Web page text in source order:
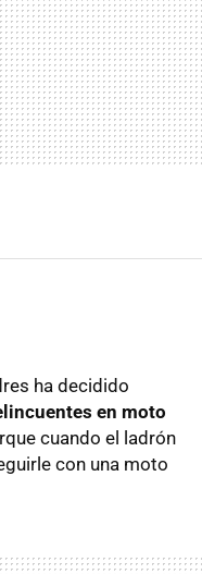
ha decidido
en moto
cuando el ladrón
con una moto